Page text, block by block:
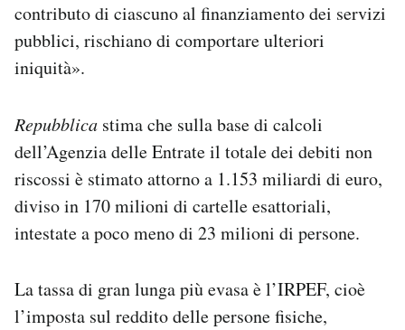
contributo di ciascuno al finanziamento dei servizi
pubblici, rischiano di comportare ulteriori
iniquità».
Repubblica stima che sulla base di calcoli
dell’Agenzia delle Entrate il totale dei debiti non
riscossi è stimato attorno a 1.153 miliardi di euro,
diviso in 170 milioni di cartelle esattoriali,
intestate a poco meno di 23 milioni di persone.
La tassa di gran lunga più evasa è l’IRPEF, cioè
l’imposta sul reddito delle persone fisiche,